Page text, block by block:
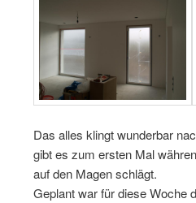
Das alles klingt wunderbar
gibt es zum ersten Mal
auf den Magen schlägt.
Geplant war für diese Woche